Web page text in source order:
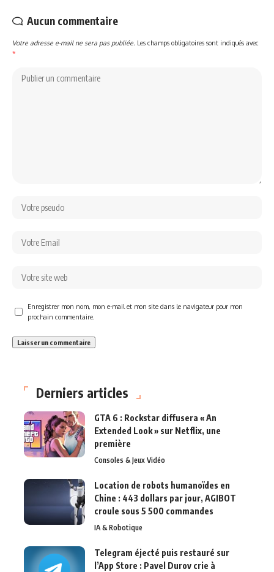
Aucun commentaire
Votre adresse e-mail ne sera pas publiée. Les champs obligatoires sont indiqués avec
*
Enregistrer mon nom, mon e-mail et mon site dans le navigateur pour mon
prochain commentaire.
Derniers articles
GTA 6 : Rockstar diffusera « An
Extended Look » sur Netflix, une
première
Consoles & Jeux Vidéo
Location de robots humanoïdes en
Chine : 443 dollars par jour, AGIBOT
croule sous 5 500 commandes
IA & Robotique
Telegram éjecté puis restauré sur
l’App Store : Pavel Durov crie à